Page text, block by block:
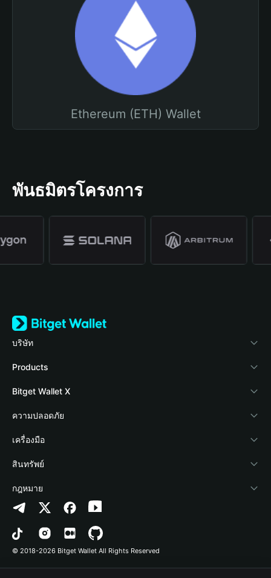
Ethereum (ETH) Wallet
พันธมิตรโครงการ
บริษัท
เกี่ยวกับ Bitget Wallet
Blog
Academy
ข่าวสารด้านคริปโต
ศูนย์ช่วยเหลือ
ติดต่อเรา
ทรัพยากรข้อมูลของแบรนด์
อาชีพ
Products
Crypto Card
Stablecoin Earn
Payfi Crypto
Crypto Swap API
Altcoin Season Index
Prediction Markets
DApp
Bitget Wallet X
นักพัฒนา
เชื่อมต่อ Wallet
Bitget Wallet Pay
ลิสต์โปรเจกต์
ความปลอดภัย
Protection Fund
เทคโนโลยีความปลอดภัย
เครื่องมือ
ซื้อคริปโต
การตรวจจับการอนุญาต
การตรวจจับสัญญา
การโอนเป็นชุด
สินทรัพย์
Arbitrum
Avalanche
Bitcoin
กฎหมาย
นโยบายความเป็นส่วนตัว
ข้อตกลงในการใช้บริการ
© 2018-2026 Bitget Wallet All Rights Reserved